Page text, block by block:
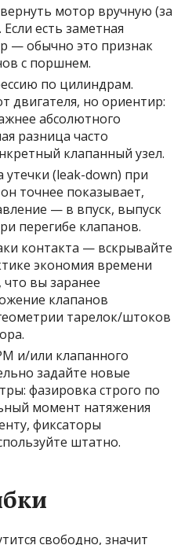
мотор вручную (за
есть заметная
— обычно это признак
с поршнем.
по цилиндрам.
двигателя, но ориентир:
абсолютного
разница часто
клапанный узел.
утечки (leak-down) при
точнее показывает,
— в впуск, выпуск
перегибе клапанов.
контакта — вскрывайте
экономия времени
что вы заранее
клапанов
тарелок/штоков
и/или клапанного
задайте новые
фазировка строго по
момент натяжения
фиксаторы
штатно.
свободно, значит